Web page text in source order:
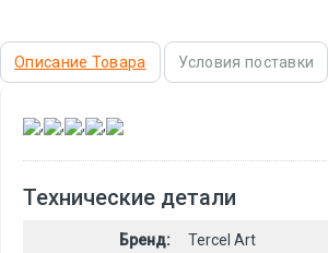
Описание Товара Условия поставки
, , , ,
Технические детали
Бренд: Tercel Art